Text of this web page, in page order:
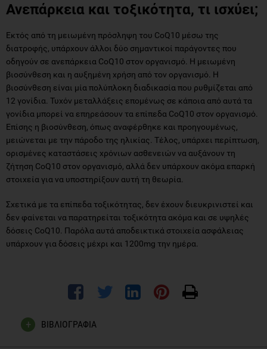
Ανεπάρκεια και τοξικότητα, τι ισχύει;
Εκτός από τη μειωμένη πρόσληψη του CoQ10 μέσω της
διατροφής, υπάρχουν άλλοι δύο σημαντικοί παράγοντες που
οδηγούν σε ανεπάρκεια CoQ10 στον οργανισμό. Η μειωμένη
βιοσύνθεση και η αυξημένη χρήση από τον οργανισμό. Η
βιοσύνθεση είναι μία πολύπλοκη διαδικασία που ρυθμίζεται από
12 γονίδια. Τυχόν μεταλλάξεις επομένως σε κάποια από αυτά τα
γονίδια μπορεί να επηρεάσουν τα επίπεδα CoQ10 στον οργανισμό.
Επίσης η βιοσύνθεση, όπως αναφέρθηκε και προηγουμένως,
μειώνεται με την πάροδο της ηλικίας. Τέλος, υπάρχει περίπτωση,
ορισμένες καταστάσεις χρόνιων ασθενειών να αυξάνουν τη
ζήτηση CoQ10 στον οργανισμό, αλλά δεν υπάρχουν ακόμα επαρκή
στοιχεία για να υποστηρίξουν αυτή τη θεωρία.
Σχετικά με τα επίπεδα τοξικότητας, δεν έχουν διευκρινιστεί και
δεν φαίνεται να παρατηρείται τοξικότητα ακόμα και σε υψηλές
δόσεις CoQ10. Παρόλα αυτά αποδεικτικά στοιχεία ασφάλειας
υπάρχουν για δόσεις μέχρι και 1200mg την ημέρα.
ΒΙΒΛΙΟΓΡΑΦΙΑ